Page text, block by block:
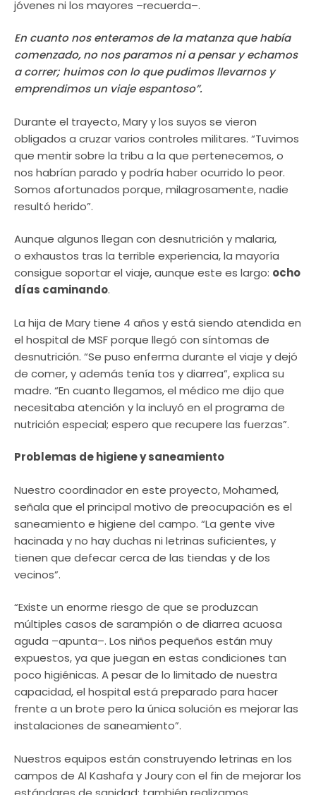
jóvenes ni los mayores –recuerda–.
En cuanto nos enteramos de la matanza que había
comenzado, no nos paramos ni a pensar y echamos
a correr; huimos con lo que pudimos llevarnos y
emprendimos un viaje espantoso”.
Durante el trayecto, Mary y los suyos se vieron
obligados a cruzar varios controles militares. “Tuvimos
que mentir sobre la tribu a la que pertenecemos, o
nos habrían parado y podría haber ocurrido lo peor.
Somos afortunados porque, milagrosamente, nadie
resultó herido”.
Aunque algunos llegan con desnutrición y malaria,
o exhaustos tras la terrible experiencia, la mayoría
consigue soportar el viaje, aunque este es largo: ocho
días caminando.
La hija de Mary tiene 4 años y está siendo atendida en
el hospital de MSF porque llegó con síntomas de
desnutrición. “Se puso enferma durante el viaje y dejó
de comer, y además tenía tos y diarrea”, explica su
madre. “En cuanto llegamos, el médico me dijo que
necesitaba atención y la incluyó en el programa de
nutrición especial; espero que recupere las fuerzas”.
Problemas de higiene y saneamiento
Nuestro coordinador en este proyecto, Mohamed,
señala que el principal motivo de preocupación es el
saneamiento e higiene del campo. “La gente vive
hacinada y no hay duchas ni letrinas suficientes, y
tienen que defecar cerca de las tiendas y de los
vecinos”.
“Existe un enorme riesgo de que se produzcan
múltiples casos de sarampión o de diarrea acuosa
aguda –apunta–. Los niños pequeños están muy
expuestos, ya que juegan en estas condiciones tan
poco higiénicas. A pesar de lo limitado de nuestra
capacidad, el hospital está preparado para hacer
frente a un brote pero la única solución es mejorar las
instalaciones de saneamiento”.
Nuestros equipos están construyendo letrinas en los
campos de Al Kashafa y Joury con el fin de mejorar los